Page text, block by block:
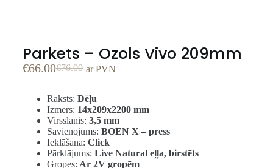
Parkets – Ozols Vivo 209mm
€76.00
€66.00 ar PVN
Raksts: Dēļu
Izmērs: 14x209x2200 mm
Virsslānis: 3,5 mm
Savienojums: BOEN X – press
Ieklāšana: Click
Pārklājums: Live Natural eļļa, birstēts
Gropes: Ar 2V gropēm